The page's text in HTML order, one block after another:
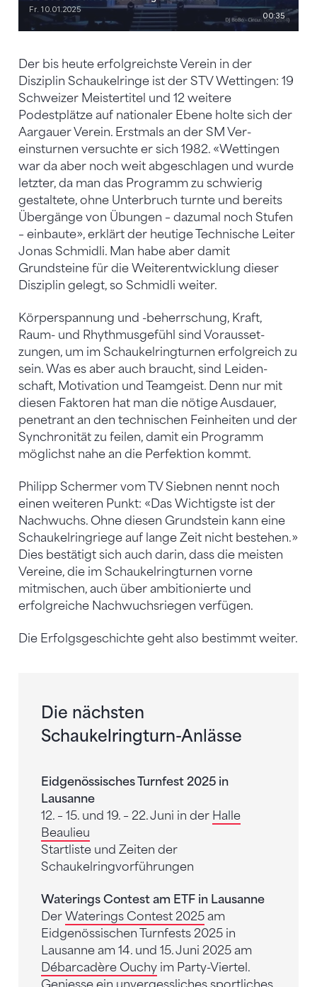
Der bis heute erfolgreichste Verein in der
Disziplin Schaukelringe ist der STV Wettingen: 19
Schweizer Meistertitel und 12 weitere
Podestplätze auf nationaler Ebene holte sich der
Aargauer Verein. Erstmals an der SM Ver­
einsturnen versuchte er sich 1982. «Wettingen
war da aber noch weit abgeschlagen und wurde
letzter, da man das Programm zu schwierig
gestaltete, ohne Unterbruch turnte und bereits
Übergänge von Übungen – dazumal noch Stufen
– einbaute», erklärt der heutige Techni­sche Leiter
Jonas Schmidli. Man habe aber damit
Grundsteine für die Weiterentwicklung dieser
Disziplin gelegt, so Schmidli weiter.
Körperspannung und -beherrschung, Kraft,
Raum- und Rhythmusgefühl sind Vorausset­
zungen, um im Schaukelringturnen erfolgreich zu
sein. Was es aber auch braucht, sind Leiden­
schaft, Motivation und Teamgeist. Denn nur mit
diesen Faktoren hat man die nötige Ausdauer,
penetrant an den technischen Feinheiten und der
Synchronität zu feilen, damit ein Programm
möglichst nahe an die Perfektion kommt.
Philipp Schermer vom TV Siebnen nennt noch
einen weiteren Punkt: «Das Wichtigste ist der
Nachwuchs. Ohne diesen Grundstein kann eine
Schaukelringriege auf lange Zeit nicht bestehen.»
Dies bestätigt sich auch darin, dass die meisten
Vereine, die im Schaukelringturnen vorne
mitmischen, auch über ambitionierte und
erfolgreiche Nachwuchsriegen verfügen.
Die Erfolgsgeschichte geht also bestimmt weiter.
Die nächsten
Schaukelringturn-Anlässe
Eidgenössisches Turnfest 2025 in
Lausanne
12. – 15. und 19. – 22. Juni in der Halle
Beaulieu
Startliste und Zeiten der
Schaukelringvorführungen
Waterings Contest am ETF in Lausanne
Der Waterings Contest 2025 am
Eidgenössischen Turnfests 2025 in
Lausanne am 14. und 15. Juni 2025 am
Débarcadère Ouchy im Party-Viertel.